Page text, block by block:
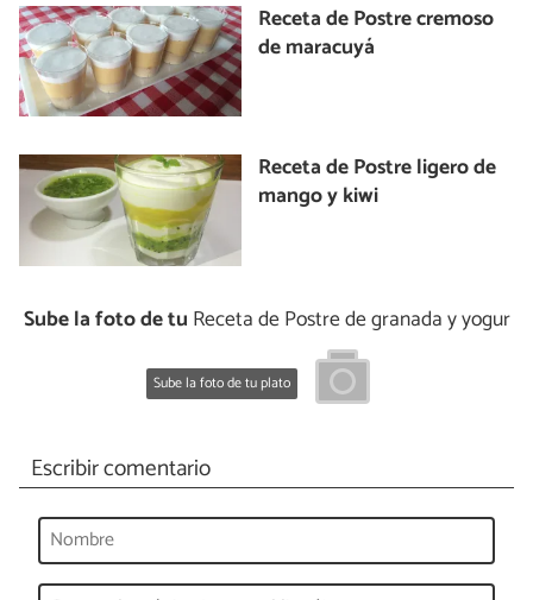
Receta de Postre cremoso
de maracuyá
Receta de Postre ligero de
mango y kiwi
Sube la foto de tu Receta de Postre de granada y yogur
Sube la foto de tu plato
Escribir comentario